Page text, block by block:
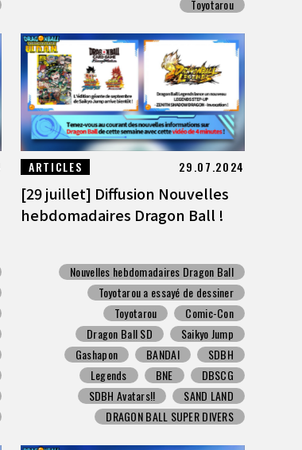
Toyotarou
ARTICLES 29.07.2024
[29 juillet] Diffusion Nouvelles
hebdomadaires Dragon Ball !
Nouvelles hebdomadaires Dragon Ball
Toyotarou a essayé de dessiner
Toyotarou
Comic-Con
Dragon Ball SD
Saikyo Jump
Gashapon
BANDAI
SDBH
Legends
BNE
DBSCG
SDBH Avatars!!
SAND LAND
DRAGON BALL SUPER DIVERS